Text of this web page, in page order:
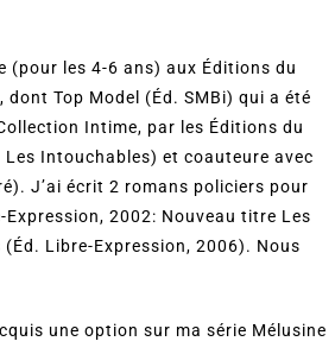
(pour les 4-6 ans) aux Éditions du
Top Model (Éd. SMBi) qui a été
Intime, par les Éditions du
Les Intouchables) et coauteure avec
J’ai écrit 2 romans policiers pour
2002: Nouveau titre Les
Libre-Expression, 2006). Nous
une option sur ma série Mélusine